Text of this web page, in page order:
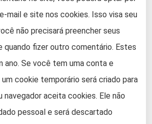
mail e site nos cookies. Isso visa seu
não precisará preencher seus
quando fizer outro comentário. Estes
ano. Se você tem uma conta e
cookie temporário será criado para
navegador aceita cookies. Ele não
pessoal e será descartado